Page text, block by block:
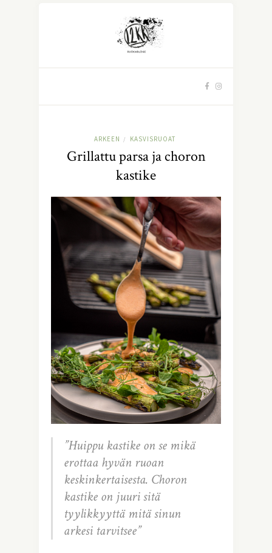
ARKEEN / KASVISRUOAT
Grillattu parsa ja choron
kastike
”Huippu kastike on se mikä
erottaa hyvän ruoan
keskinkertaisesta. Choron
kastike on juuri sitä
tyylikkyyttä mitä sinun
arkesi tarvitsee”